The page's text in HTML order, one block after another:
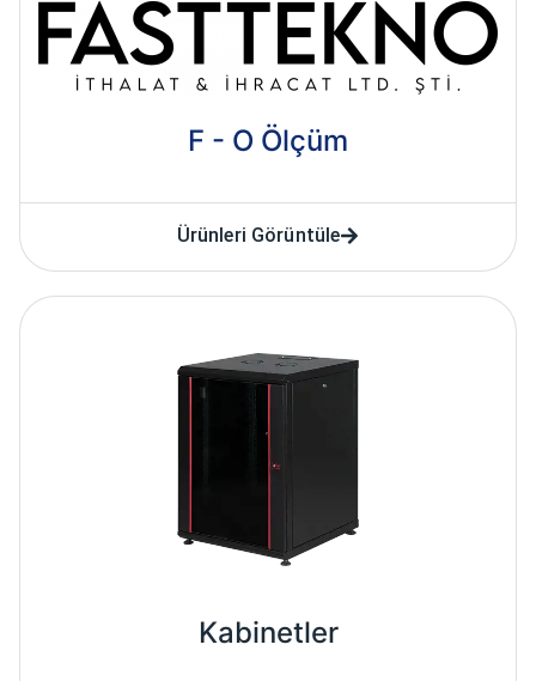
F - O Ölçüm
Ürünleri Görüntüle
Kabinetler